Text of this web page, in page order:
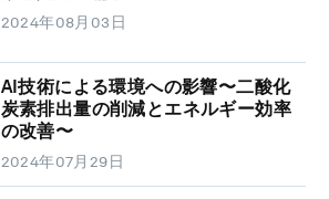
2024年08月03日
AI技術による環境への影響〜二酸化
炭素排出量の削減とエネルギー効率
の改善〜
2024年07月29日